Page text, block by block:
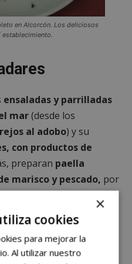
en Alcorcón. Los deliciosos
ensaladas y parrilladas
mar(desde los
rejos al adobo) y su
con productos de
preparan paella
marisco y pescado, por
opción para los
devarios menús
Y de unarica
×
cookies
para mejorar la
Al utilizar nuestro